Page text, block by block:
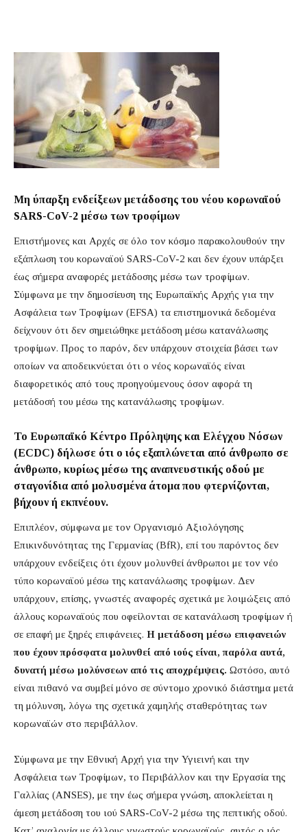
Μη ύπαρξη ενδείξεων μετάδοσης του νέου κορωναϊού
SARS-CoV-2 μέσω των τροφίμων
Επιστήμονες και Αρχές σε όλο τον κόσμο παρακολουθούν την
εξάπλωση του κορωναϊού SARS-CoV-2 και δεν έχουν υπάρξει
έως σήμερα αναφορές μετάδοσης μέσω των τροφίμων.
Σύμφωνα με την δημοσίευση της Ευρωπαϊκής Αρχής για την
Ασφάλεια των Τροφίμων (EFSA) τα επιστημονικά δεδομένα
δείχνουν ότι δεν σημειώθηκε μετάδοση μέσω κατανάλωσης
τροφίμων. Προς το παρόν, δεν υπάρχουν στοιχεία βάσει των
οποίων να αποδεικνύεται ότι ο νέος κορωναϊός είναι
διαφορετικός από τους προηγούμενους όσον αφορά τη
μετάδοσή του μέσω της κατανάλωσης τροφίμων.
Το Ευρωπαϊκό Κέντρο Πρόληψης και Ελέγχου Νόσων
(ECDC) δήλωσε ότι ο ιός εξαπλώνεται από άνθρωπο σε
άνθρωπο, κυρίως μέσω της αναπνευστικής οδού με
σταγονίδια από μολυσμένα άτομα που φτερνίζονται,
βήχουν ή εκπνέουν.
Επιπλέον, σύμφωνα με τον Οργανισμό Αξιολόγησης
Επικινδυνότητας της Γερμανίας (BfR), επί του παρόντος δεν
υπάρχουν ενδείξεις ότι έχουν μολυνθεί άνθρωποι με τον νέο
τύπο κορωναϊού μέσω της κατανάλωσης τροφίμων. Δεν
υπάρχουν, επίσης, γνωστές αναφορές σχετικά με λοιμώξεις από
άλλους κορωναϊούς που οφείλονται σε κατανάλωση τροφίμων ή
σε επαφή με ξηρές επιφάνειες. Η μετάδοση μέσω επιφανειών
που έχουν πρόσφατα μολυνθεί από ιούς είναι, παρόλα αυτά,
δυνατή μέσω μολύνσεων από τις αποχρέμψεις. Ωστόσο, αυτό
είναι πιθανό να συμβεί μόνο σε σύντομο χρονικό διάστημα μετά
τη μόλυνση, λόγω της σχετικά χαμηλής σταθερότητας των
κορωναϊών στο περιβάλλον.
Σύμφωνα με την Eθνική Αρχή για την Υγιεινή και την
Ασφάλεια των Τροφίμων, το Περιβάλλον και την Εργασία της
Γαλλίας (ΑΝSES), με την έως σήμερα γνώση, αποκλείεται η
άμεση μετάδοση του ιού SARS-CoV-2 μέσω της πεπτικής οδού.